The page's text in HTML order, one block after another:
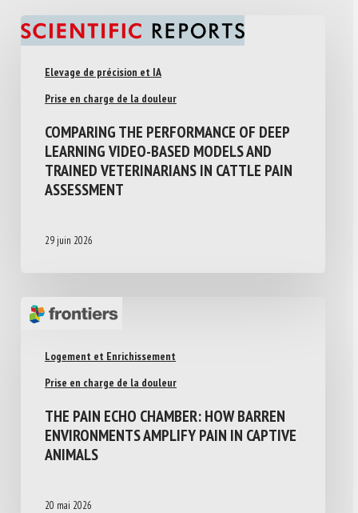
Elevage de précision et IA
Prise en charge de la douleur
COMPARING THE PERFORMANCE OF DEEP
LEARNING VIDEO-BASED MODELS AND
TRAINED VETERINARIANS IN CATTLE PAIN
ASSESSMENT
29 juin 2026
Logement et Enrichissement
Prise en charge de la douleur
THE PAIN ECHO CHAMBER: HOW BARREN
ENVIRONMENTS AMPLIFY PAIN IN CAPTIVE
ANIMALS
20 mai 2026